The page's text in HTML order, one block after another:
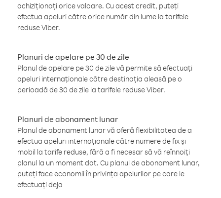
achiziționați orice valoare. Cu acest credit, puteți
efectua apeluri către orice număr din lume la tarifele
reduse Viber.
Planuri de apelare pe 30 de zile
Planul de apelare pe 30 de zile vă permite să efectuați
apeluri internaționale către destinația aleasă pe o
perioadă de 30 de zile la tarifele reduse Viber.
Planuri de abonament lunar
Planul de abonament lunar vă oferă flexibilitatea de a
efectua apeluri internaționale către numere de fix și
mobil la tarife reduse, fără a fi necesar să vă reînnoiți
planul la un moment dat. Cu planul de abonament lunar,
puteți face economii în privința apelurilor pe care le
efectuați deja